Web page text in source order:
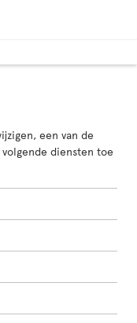
een van de
diensten toe